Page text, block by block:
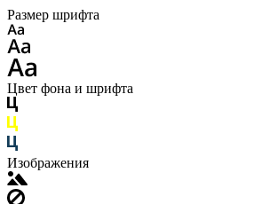
Размер шрифта
Цвет фона и шрифта
Изображения